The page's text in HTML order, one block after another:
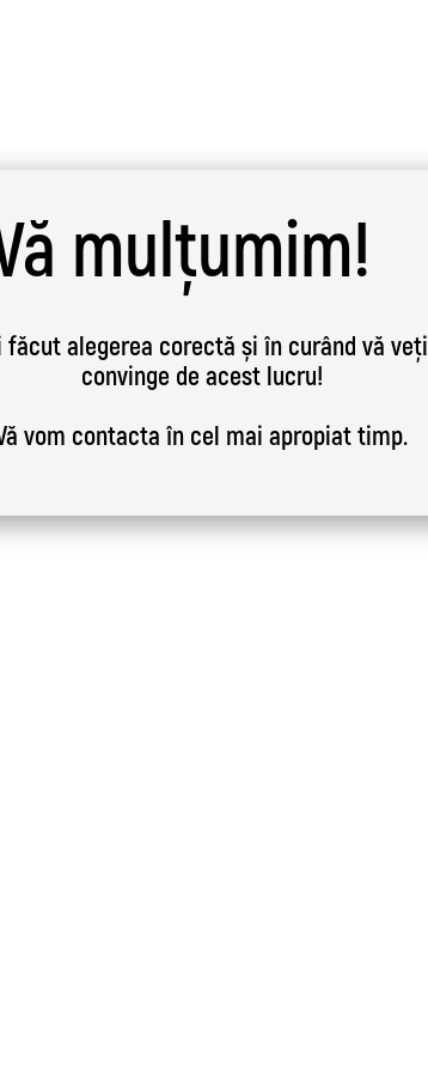
mulțumim!
făcut alegerea corectă și în curând vă veți
convinge de acest lucru!
vom contacta în cel mai apropiat timp.